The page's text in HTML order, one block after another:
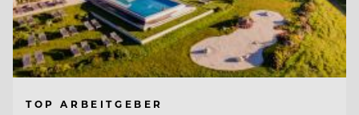
TOP ARBEITGEBER